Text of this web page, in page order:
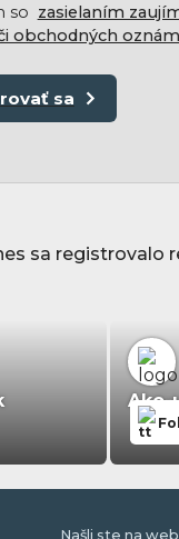
so zasielaním
obchodných
sa
sa registrovalo
Ako-
Našli ste na